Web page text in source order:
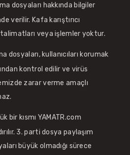
dosyaları hakkında bilgiler
verilir. Kafa karıştırıcı
veya işlemler yoktur.
dosyaları, kullanıcıları korumak
kontrol edilir ve virüs
zarar verme amaçlı
bir kısmı YAMATR.com
3. parti dosya paylaşım
büyük olmadığı sürece